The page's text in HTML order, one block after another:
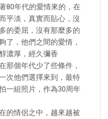
80年代的愛情來的，在
平淡，真實而貼心，沒
的委屈，沒有那麼多的
了，他們之間的愛情，
濃厚，經久彌香
那個年代少了些條件，
次他們選擇來到，最特
一組照片，作為30周年
的情侶之中，越來越被